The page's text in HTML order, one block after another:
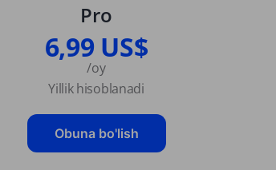
Pro
6,99 US$
/oy
Yillik hisoblanadi
Obuna bo'lish